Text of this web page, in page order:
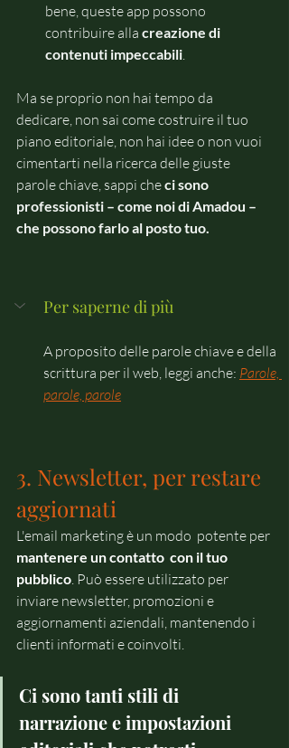
bene, queste app possono
contribuire alla creazione di
contenuti impeccabili
Ma se proprio non hai tempo da
dedicare, non sai come costruire il tuo
piano editoriale, non hai idee o non vuoi
cimentarti nella ricerca delle giuste
parole chiave, sappi che ci sono
professionisti – come noi di Amadou –
che possono farlo al posto tuo.
Per saperne di più
A proposito delle parole chiave e della
scrittura per il web, leggi anche: Parole,
parole, parole
3. Newsletter, per restare
aggiornati
L'email marketing è un modo  potente per
mantenere un contatto  con il tuo
pubblico . Può essere utilizzato per
inviare newsletter, promozioni e
aggiornamenti aziendali, mantenendo i
clienti informati e coinvolti.
Ci sono tanti stili di
narrazione e impostazioni